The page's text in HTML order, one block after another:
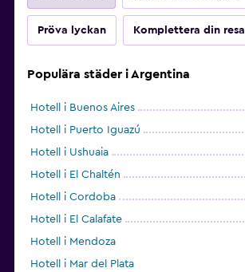
Pröva lyckan Komplettera din resa
Populära städer i Argentina
Hotell i Buenos Aires
Hotell i Puerto Iguazú
Hotell i Ushuaia
Hotell i El Chaltén
Hotell i Cordoba
Hotell i El Calafate
Hotell i Mendoza
Hotell i Mar del Plata